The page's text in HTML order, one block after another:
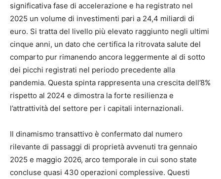
significativa fase di accelerazione e ha registrato nel
2025 un volume di investimenti pari a 24,4 miliardi di
euro. Si tratta del livello più elevato raggiunto negli ultimi
cinque anni, un dato che certifica la ritrovata salute del
comparto pur rimanendo ancora leggermente al di sotto
dei picchi registrati nel periodo precedente alla
pandemia. Questa spinta rappresenta una crescita dell’8%
rispetto al 2024 e dimostra la forte resilienza e
l’attrattività del settore per i capitali internazionali.
Il dinamismo transattivo è confermato dal numero
rilevante di passaggi di proprietà avvenuti tra gennaio
2025 e maggio 2026, arco temporale in cui sono state
concluse quasi 430 operazioni complessive. Questi